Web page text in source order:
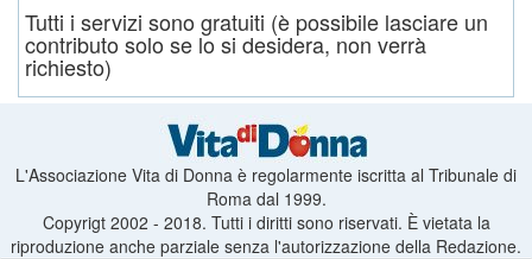
Tutti i servizi sono gratuiti (è possibile lasciare un
contributo solo se lo si desidera, non verrà
richiesto)
L'Associazione Vita di Donna è regolarmente iscritta al Tribunale di
Roma dal 1999.
Copyrigt 2002 - 2018. Tutti i diritti sono riservati. È vietata la
riproduzione anche parziale senza l'autorizzazione della Redazione.